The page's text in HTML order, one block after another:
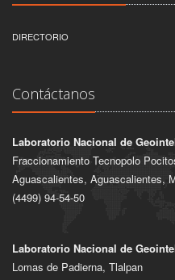
DIRECTORIO
Contáctanos
Laboratorio Nacional de
Fraccionamiento Tecnopolo
Aguascalientes, Aguascalientes,
(4499) 94-54-50
Laboratorio Nacional de
Lomas de Padierna, Tlalpan